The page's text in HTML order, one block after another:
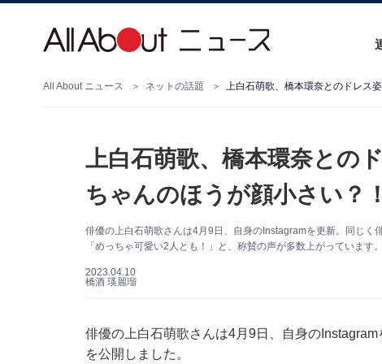
All About ニュース ネットの話題
上白石萌歌、橋本環奈との
ちゃんのほうが顔小さい？
俳優の上白石萌歌さんは4月9日、自身のInstagramを更新。同じ
「めっちゃ可愛い2人とも！」と、称賛の声が多数上がっています。
2023.04.10
橋酒 瑛麗瑠
俳優の上白石萌歌さんは4月9日、自身の
を公開しました。